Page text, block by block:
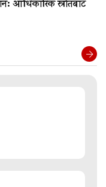
आधिकारिक स्रोतबाट